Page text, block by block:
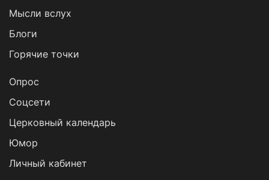
Мысли вслух
Блоги
Горячие точки
Опрос
Cоцсети
Церковный календарь
Юмор
Личный кабинет